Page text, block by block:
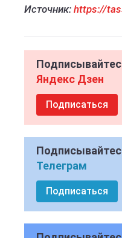
Источник: https://
Яндекс Дзен
Подписаться
Телеграм
Подписаться